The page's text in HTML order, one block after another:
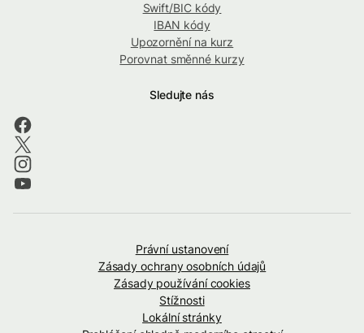
Swift/BIC kódy
IBAN kódy
Upozornění na kurz
Porovnat směnné kurzy
Sledujte nás
Právní ustanovení
Zásady ochrany osobních údajů
Zásady používání cookies
Stížnosti
Lokální stránky